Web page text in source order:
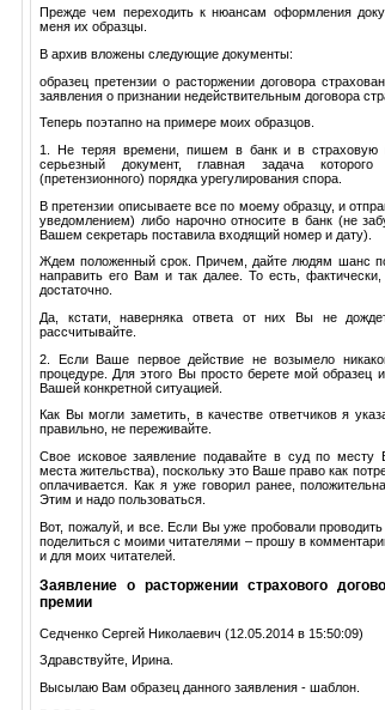
Прежде чем переходить к нюансам оформления
меня их образцы.
В архив вложены следующие документы:
образец претензии о расторжении договора
заявления о признании недействительным договора
Теперь поэтапно на примере моих образцов.
1. Не теряя времени, пишем в банк и в страховую
серьезный документ, главная задача
(претензионного) порядка урегулирования спора.
В претензии описываете все по моему образцу, и
уведомлением) либо нарочно относите в банк (не
Вашем секретарь поставила входящий номер и дату).
Ждем положенный срок. Причем, дайте людям шанс
направить его Вам и так далее. То есть,
достаточно.
Да, кстати, наверняка ответа от них Вы не
рассчитывайте.
2. Если Ваше первое действие не возымело
процедуре. Для этого Вы просто берете мой образец
Вашей конкретной ситуацией.
Как Вы могли заметить, в качестве ответчиков я
правильно, не переживайте.
Свое исковое заявление подавайте в суд по месту
места жительства), поскольку это Ваше право как
оплачивается. Как я уже говорил ранее,
Этим и надо пользоваться.
Вот, пожалуй, и все. Если Вы уже пробовали
поделиться с моими читателями – прошу в
и для моих читателей.
Заявление о расторжении страхового
премии
Седченко Сергей Николаевич (12.05.2014 в 15:50:09)
Здравствуйте, Ирина.
Высылаю Вам образец данного заявления - шаблон.